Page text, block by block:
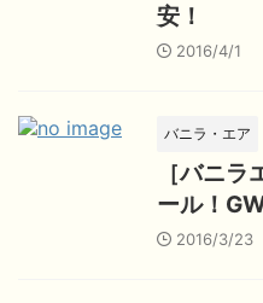
安！
2016/4/1
バニラ・エア
［バニ
ール！
2016/3/23